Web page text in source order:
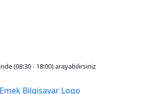
(08:30 - 18:00) arayabilirsiniz